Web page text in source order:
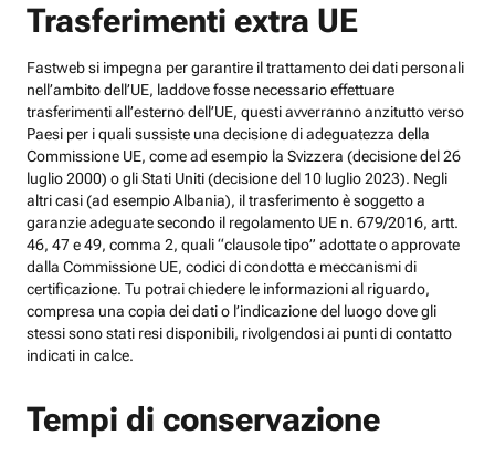
Trasferimenti extra UE
Fastweb si impegna per garantire il trattamento dei dati personali
nell’ambito dell’UE, laddove fosse necessario effettuare
trasferimenti all’esterno dell’UE, questi avverranno anzitutto verso
Paesi per i quali sussiste una decisione di adeguatezza della
Commissione UE, come ad esempio la Svizzera (decisione del 26
luglio 2000) o gli Stati Uniti (decisione del 10 luglio 2023). Negli
altri casi (ad esempio Albania), il trasferimento è soggetto a
garanzie adeguate secondo il regolamento UE n. 679/2016, artt.
46, 47 e 49, comma 2, quali “clausole tipo” adottate o approvate
dalla Commissione UE, codici di condotta e meccanismi di
certificazione. Tu potrai chiedere le informazioni al riguardo,
compresa una copia dei dati o l’indicazione del luogo dove gli
stessi sono stati resi disponibili, rivolgendosi ai punti di contatto
indicati in calce.
Tempi di conservazione